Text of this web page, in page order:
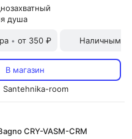
душа
• от 350 ₽ Наличными
В магазин
Santehnika-room
CRY-VASM-CRM